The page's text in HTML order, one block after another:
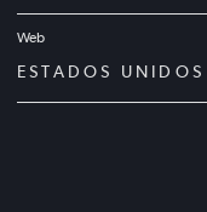
Web
ESTADOS UNIDOS